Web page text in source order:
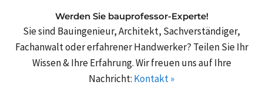
Werden Sie bauprofessor-Experte!
Sie sind Bauingenieur, Architekt, Sachverständiger,
Fachanwalt oder erfahrener Handwerker? Teilen Sie Ihr
Wissen & Ihre Erfahrung. Wir freuen uns auf Ihre
Nachricht: Kontakt »